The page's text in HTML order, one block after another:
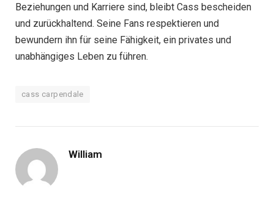
Beziehungen und Karriere sind, bleibt Cass bescheiden
und zurückhaltend. Seine Fans respektieren und
bewundern ihn für seine Fähigkeit, ein privates und
unabhängiges Leben zu führen.
cass carpendale
William